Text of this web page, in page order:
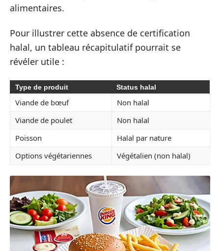
alimentaires.
Pour illustrer cette absence de certification
halal, un tableau récapitulatif pourrait se
révéler utile :
Type de produit Status halal
Viande de bœuf
Non halal
Viande de poulet
Non halal
Poisson
Halal par nature
Options végétariennes
Végétalien (non halal)